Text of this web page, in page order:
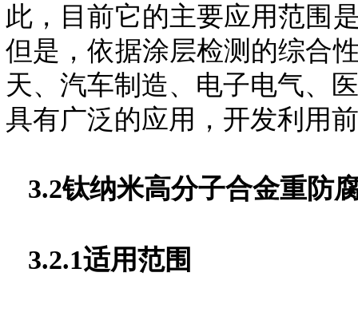
此，目前它的主要应用范围
但是，依据涂层检测的综合
天、汽车制造、 电子电气、
具有广泛的应用，开发利用
3.2钛纳米高分子合金重防
3.2.1适用范围